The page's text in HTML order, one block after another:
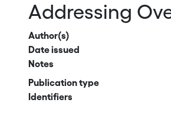
Addressing
Author(s)
Date issued
Notes
Publication type
Identifiers